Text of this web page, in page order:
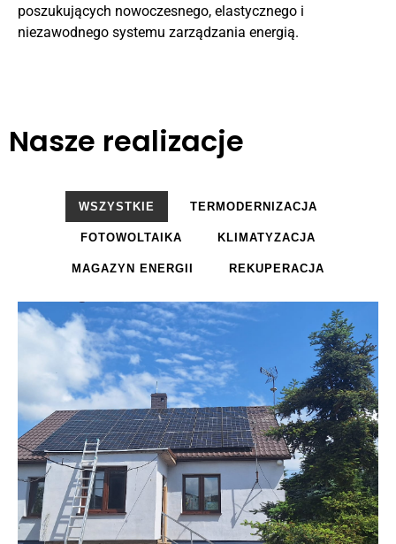
poszukujących nowoczesnego, elastycznego i
niezawodnego systemu zarządzania energią.
Nasze realizacje
WSZYSTKIE TERMODERNIZACJA
FOTOWOLTAIKA KLIMATYZACJA
MAGAZYN ENERGII REKUPERACJA